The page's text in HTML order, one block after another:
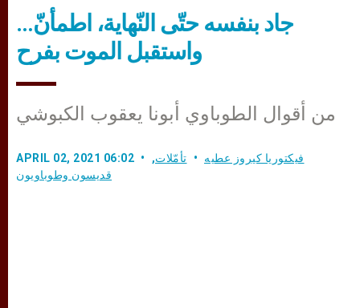
جاد بنفسه حتّى النّهاية، اطمأنّ…
واستقبل الموت بفرح
من أقوال الطوباوي أبونا يعقوب الكبوشي
APRIL 02, 2021 06:02 فيكتوريا كيروز عطيه تأمّلات,
قديسون وطوباويون